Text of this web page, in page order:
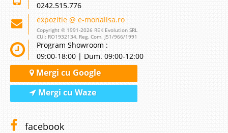
0242.515.776
expozitie @ e-monalisa.ro
Copyright © 1991-2026 REK Evolution SRL
CUI: RO1932134, Reg. Com. J51/966/1991
Program Showroom :
09:00-18:00 | Dum. 09:00-12:00
Mergi cu Google
Mergi cu Waze
facebook